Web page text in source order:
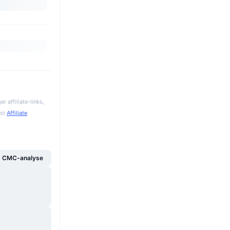
affiliate-links,
Affiliate
CMC-analyse